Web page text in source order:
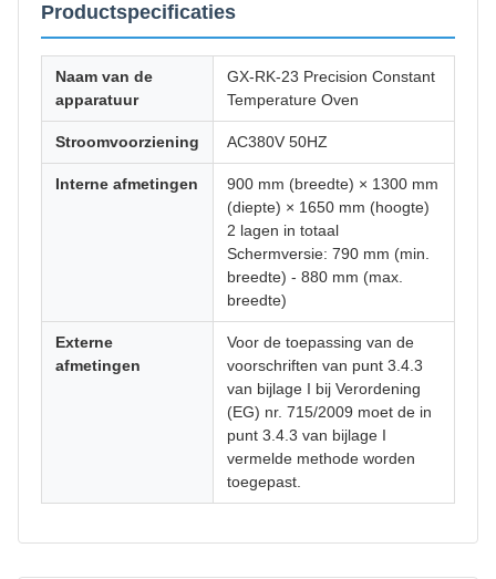
Productspecificaties
Naam van de
apparatuur
GX-RK-23 Precision Constant
Temperature Oven
Stroomvoorziening AC380V 50HZ
Interne afmetingen
900 mm (breedte) × 1300 mm
(diepte) × 1650 mm (hoogte)
2 lagen in totaal
Schermversie: 790 mm (min.
breedte) - 880 mm (max.
breedte)
Externe
afmetingen
Voor de toepassing van de
voorschriften van punt 3.4.3
van bijlage I bij Verordening
(EG) nr. 715/2009 moet de in
punt 3.4.3 van bijlage I
vermelde methode worden
toegepast.